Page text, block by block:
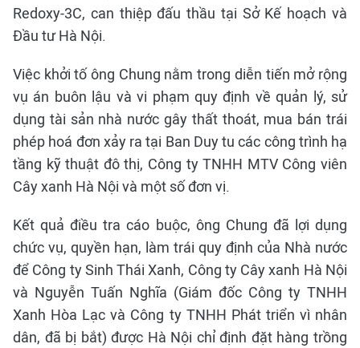
Redoxy-3C, can thiệp đấu thầu tại Sở Kế hoạch và
Đầu tư Hà Nội.
Việc khởi tố ông Chung nằm trong diễn tiến mở rộng
vụ án buôn lậu và vi phạm quy định về quản lý, sử
dụng tài sản nhà nước gây thất thoát, mua bán trái
phép hoá đơn xảy ra tại Ban Duy tu các công trình hạ
tầng kỹ thuật đô thị, Công ty TNHH MTV Công viên
Cây xanh Hà Nội và một số đơn vị.
Kết quả điều tra cáo buộc, ông Chung đã lợi dụng
chức vụ, quyền hạn, làm trái quy định của Nhà nước
để Công ty Sinh Thái Xanh, Công ty Cây xanh Hà Nội
và Nguyễn Tuấn Nghĩa (Giám đốc Công ty TNHH
Xanh Hòa Lạc và Công ty TNHH Phát triển vì nhân
dân, đã bị bắt) được Hà Nội chỉ định đặt hàng trồng